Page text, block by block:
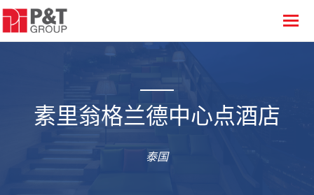
素里翁格兰德中心点酒店
泰国